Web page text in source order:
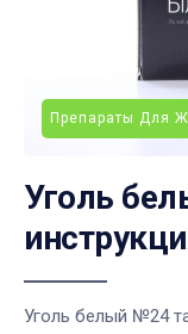
Препараты Для
Уголь
Уголь белый №24